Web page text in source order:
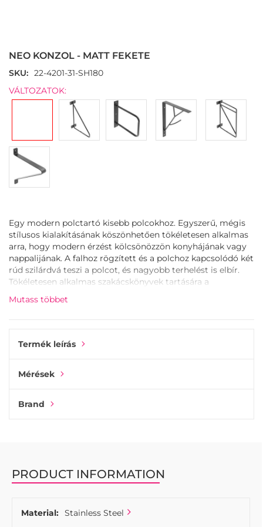
beginning
of
the
images
NEO KONZOL - MATT FEKETE
SKU
22-4201-31-SH180
VÁLTOZATOK:
Egy modern polctartó kisebb polcokhoz. Egyszerű, mégis
stílusos kialakításának köszönhetően tökéletesen alkalmas
arra, hogy modern érzést kölcsönözzön konyhájának vagy
nappalijának. A falhoz rögzített és a polchoz kapcsolódó két
rúd szilárdvá teszi a polcot, és nagyobb terhelést is elbír.
Tökéletesen alkalmas szakácskönyvek tartására a
konyhában, polcok támasztására a nappaliban, vagy
könyvek tartására a hálószobában. A polctartót felfelé vagy
megfelelő távolságot tartson minden polctartó között, a
Mutass többet
Termék leírás
Mérések
Brand
PRODUCT INFORMATION
Material: Stainless Steel